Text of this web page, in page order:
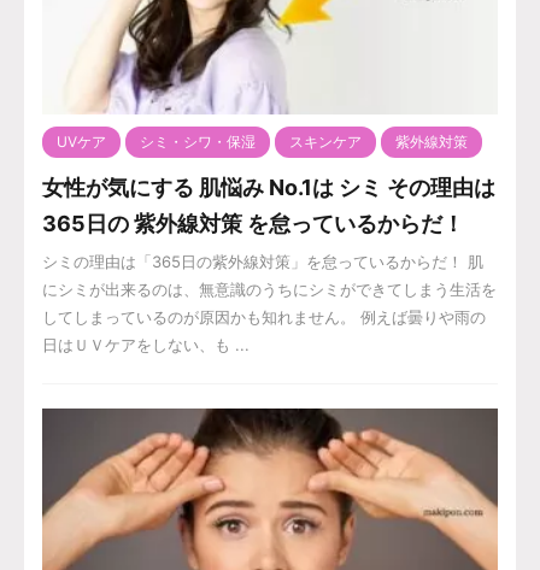
UVケア シミ・シワ・保湿 スキンケア 紫外線対策
女性が気にする 肌悩み No.1は シミ その理由は
365日の 紫外線対策 を怠っているからだ！
シミの理由は「365日の紫外線対策」を怠っているからだ！ 肌
にシミが出来るのは、無意識のうちにシミができてしまう生活を
してしまっているのが原因かも知れません。 例えば曇りや雨の
日はＵＶケアをしない、も ...